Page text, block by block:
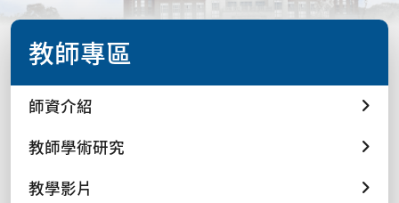
教師專區
師資介紹
教師學術研究
教學影片